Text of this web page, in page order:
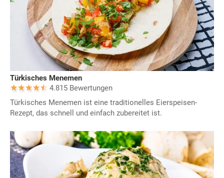
Türkisches Menemen
4.815 Bewertungen
Türkisches Menemen ist eine traditionelles Eierspeisen-
Rezept, das schnell und einfach zubereitet ist.